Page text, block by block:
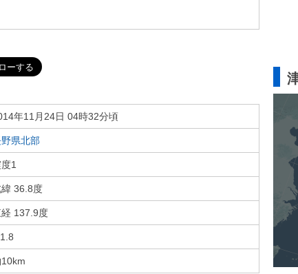
年11月24日 04時32分頃
県北部
1
36.8度
137.9度